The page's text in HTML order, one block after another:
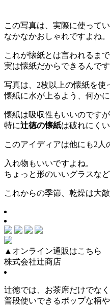
この写真は、実際に使って
なかなかおしゃれですよね。
これが懐紙とは言われるま
実は懐紙だからできるんです
写真は、2枚以上の懐紙を使
懐紙に水が上るよう、何か
懐紙は吸収性もいいのです
特に辻徳の懐紙は破れにく
このアイディアは他にも2人
入れ物もいいですよね。
ちょっと形のいいグラスな
これからの季節、乾燥は大
▲オンライン通販はこちら
株式会社辻商店
辻徳では、お茶席だけでな
普段使いできるポップな柄